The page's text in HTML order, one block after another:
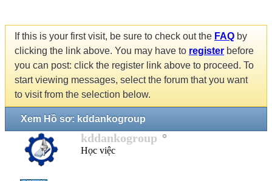
If this is your first visit, be sure to check out the FAQ by
clicking the link above. You may have to register before
you can post: click the register link above to proceed. To
start viewing messages, select the forum that you want
to visit from the selection below.
Xem Hồ sơ: kddankogroup
kddankogroup
Học việc